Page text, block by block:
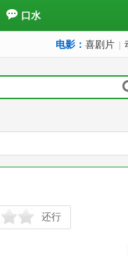
口水
电影： 喜剧片
还行